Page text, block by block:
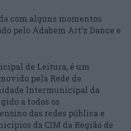
com alguns momentos
pelo Adabem Art’z Dance e
de Leitura, é um
pela Rede de
Intermunicipal da
a todos os
das redes pública e
da CIM da Região de